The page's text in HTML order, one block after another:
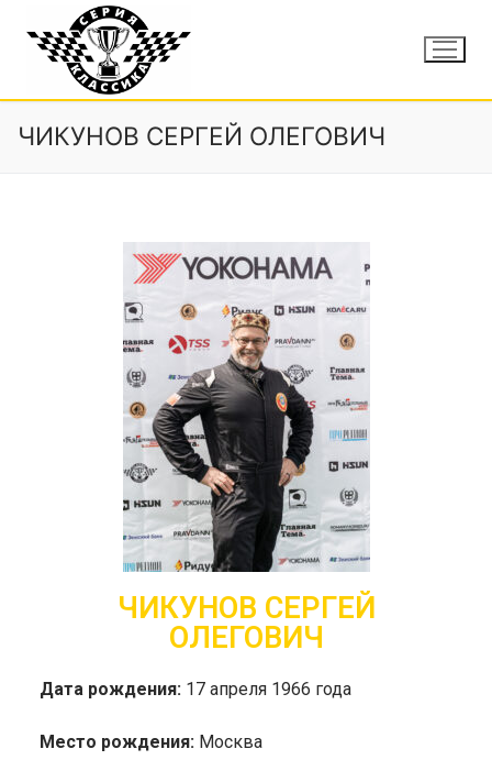
ЧИКУНОВ СЕРГЕЙ ОЛЕГОВИЧ
ЧИКУНОВ СЕРГЕЙ
ОЛЕГОВИЧ
Дата рождения: 17 апреля 1966 года
Место рождения: Москва